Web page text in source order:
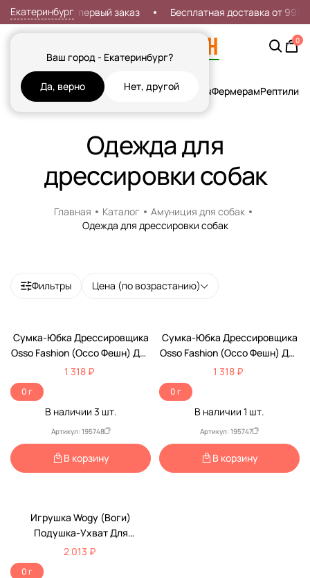
Екатеринбург
Ваш город - Екатеринбург?
Да, верно Нет, другой
Скидка 7% на первый заказ Бесплатная доставка от 999р
0
Кошки СобакиРыбы Грызуны и Хорьки ПтицыФермерамРептилии
Одежда для
дрессировки собак
Главная Каталог
Амуниция для собак
Одежда для дрессировки собак
Фильтры Цена (по возрастанию)
Сумка-Юбка Дрессировщика
Osso Fashion (Оссо Фешн) Для
Собак L Сю-1007
1 318 ₽
0 г
В наличии 3 шт.
Артикул: 195748
В корзину
Сумка-Юбка Дрессировщика
Osso Fashion (Оссо Фешн) Для
Собак S/M Сю-1006
1 318 ₽
0 г
В наличии 1 шт.
Артикул: 195747
В корзину
Игрушка Wogy (Воги)
Подушка-Ухват Для
Дрессировки Собак
25*16см/50*30см С Ручками
2 013 ₽
0 г